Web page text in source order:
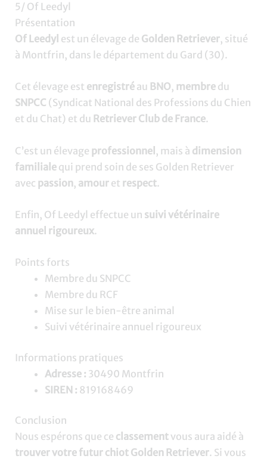
5/ Of Leedyl
Présentation
Of Leedyl est un élevage de Golden Retriever, situé
à Montfrin, dans le département du Gard (30).
Cet élevage est enregistré au BNO, membre du
SNPCC (Syndicat National des Professions du Chien
et du Chat) et du Retriever Club de France.
C’est un élevage professionnel , mais à dimension
familiale qui prend soin de ses Golden Retriever
avec passion, amour et respect.
Enfin, Of Leedyl effectue un suivi vétérinaire
annuel rigoureux.
Points forts
Membre du SNPCC
Membre du RCF
Mise sur le bien-être animal
Suivi vétérinaire annuel rigoureux
Informations pratiques
Adresse : 30490 Montfrin
SIREN : 819168469
Conclusion
Nous espérons que ce classement vous aura aidé à
trouver votre futur chiot Golden Retriever. Si vous